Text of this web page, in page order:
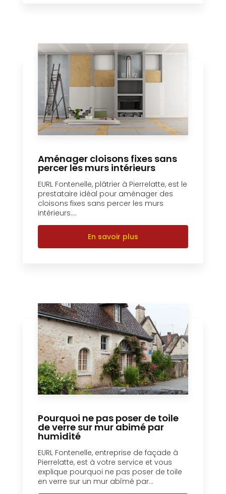
Aménager cloisons fixes sans
percer les murs intérieurs
EURL Fontenelle, plâtrier à Pierrelatte, est le
prestataire idéal pour aménager des
cloisons fixes sans percer les murs
intérieurs....
En savoir plus
Pourquoi ne pas poser de toile
de verre sur mur abimé par
humidité
EURL Fontenelle, entreprise de façade à
Pierrelatte, est à votre service et vous
explique pourquoi ne pas poser de toile
en verre sur un mur abîmé par...